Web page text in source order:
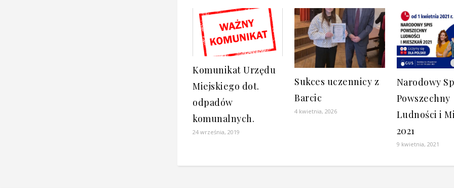
Komunikat Urzędu
Miejskiego dot.
odpadów
komunalnych.
24 września, 2019
Sukces uczennicy z
Barcic
4 kwietnia, 2026
Narodowy
Powszechny
Ludności i
2021
9 kwietnia, 2021